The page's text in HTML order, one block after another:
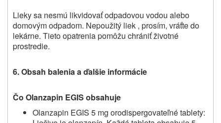
Lieky sa nesmú likvidovať odpadovou vodou alebo
domovým odpadom. Nepoužitý liek , prosím, vráťte do
lekárne. Tieto opatrenia pomôžu chrániť životné
prostredie.
6. Obsah balenia a ďalšie informácie
Čo Olanzapin EGIS obsahuje
Olanzapin EGIS 5 mg orodispergovateľné tablety: